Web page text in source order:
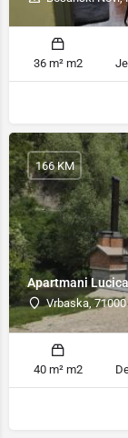
36 m² m2
Apartmani Lucica
Vrbaska,
166 KM
40 m² m2